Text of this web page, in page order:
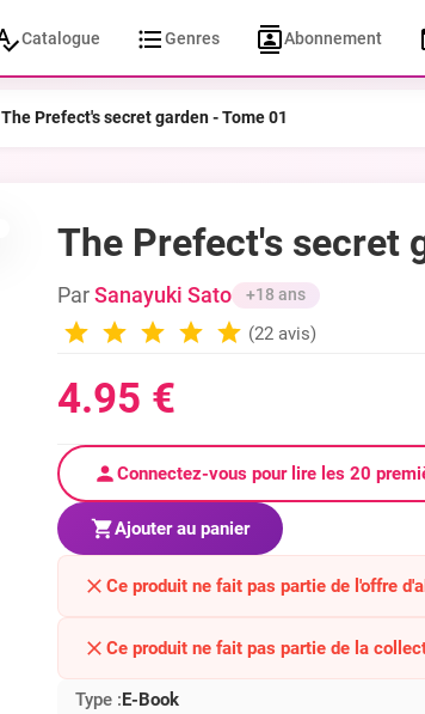
Catalogue Genres Abonnement
The Prefect's secret garden - Tome 01
The Prefect's secret
Par Sanayuki Sato +18 ans
(22 avis)
4.95 €
Connectez-vous pour lire les 20
Ajouter au panier
Ce produit ne fait pas partie de l'offre
Ce produit ne fait pas partie de la
Type :E-Book